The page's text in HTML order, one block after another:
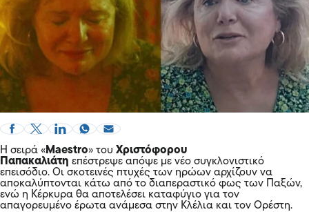
Η σειρά «Maestro» του Χριστόφορου
Παπακαλιάτη επέστρεψε απόψε με νέο συγκλονιστικό
επεισόδιο. Οι σκοτεινές πτυχές των ηρώων αρχίζουν να
αποκαλύπτονται κάτω από το διαπεραστικό φως των Παξών,
ενώ η Κέρκυρα θα αποτελέσει καταφύγιο για τον
απαγορευμένο έρωτα ανάμεσα στην Κλέλια και τον Ορέστη.